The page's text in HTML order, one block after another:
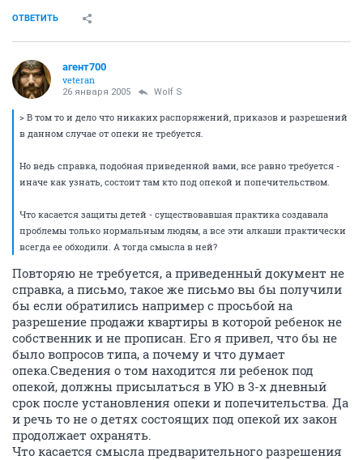
ОТВЕТИТЬ
агент700
veteran
26 января 2005 Wolf S
> В том то и дело что никаких распоряжений, приказов и разрешений
в данном случае от опеки не требуется.
Но ведь справка, подобная приведенной вами, все равно требуется -
иначе как узнать, состоит там кто под опекой и попечительством.
Что касается защиты детей - существовавшая практика создавала
проблемы только нормальным людям, а все эти алкаши практически
всегда ее обходили. А тогда смысла в ней?
Повторяю не требуется, а приведенный документ не
справка, а письмо, такое же письмо вы бы получили
бы если обратились например с просьбой на
разрешение продажи квартиры в которой ребенок не
собственник и не прописан. Его я привел, что бы не
было вопросов типа, а почему и что думает
опека.Сведения о том находится ли ребенок под
опекой, должны присылаться в УЮ в 3-х дневный
срок после установления опеки и попечительства. Да
и речь то не о детях состоящих под опекой их закон
продолжает охранять.
Что касается смысла предварительного разрешения